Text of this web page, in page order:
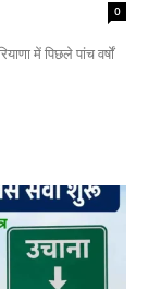
0
में पिछले पांच वर्षों